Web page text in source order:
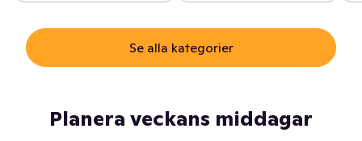
Se alla kategorier
Planera veckans middagar